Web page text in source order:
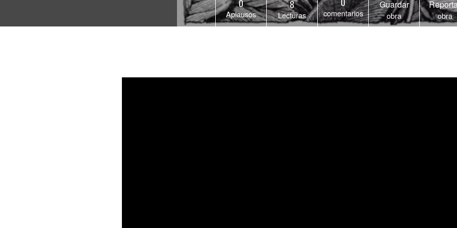
0
Aplausos
8
Lecturas comentarios
Guardar
obra obra